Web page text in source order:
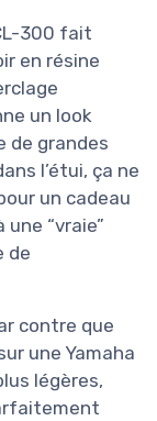
300 fait
en résine
un look
de grandes
l’étui, ça ne
un cadeau
“vraie”
de
contre que
une Yamaha
légères,